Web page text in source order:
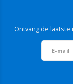
Ontvang de